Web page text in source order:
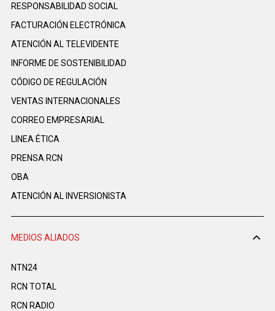
RESPONSABILIDAD SOCIAL
FACTURACIÓN ELECTRÓNICA
ATENCIÓN AL TELEVIDENTE
INFORME DE SOSTENIBILIDAD
CÓDIGO DE REGULACIÓN
VENTAS INTERNACIONALES
CORREO EMPRESARIAL
LINEA ÉTICA
PRENSA RCN
OBA
ATENCIÓN AL INVERSIONISTA
MEDIOS ALIADOS
NTN24
RCN TOTAL
RCN RADIO